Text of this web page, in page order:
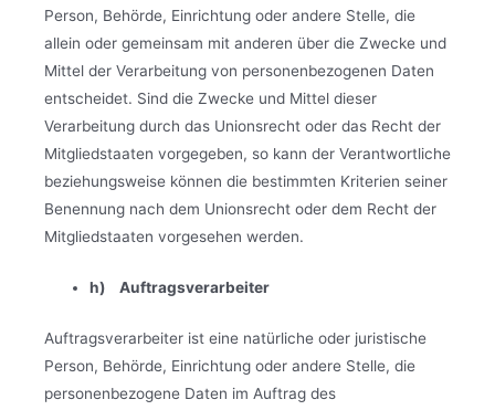
Person, Behörde, Einrichtung oder andere Stelle, die
allein oder gemeinsam mit anderen über die Zwecke und
Mittel der Verarbeitung von personenbezogenen Daten
entscheidet. Sind die Zwecke und Mittel dieser
Verarbeitung durch das Unionsrecht oder das Recht der
Mitgliedstaaten vorgegeben, so kann der Verantwortliche
beziehungsweise können die bestimmten Kriterien seiner
Benennung nach dem Unionsrecht oder dem Recht der
Mitgliedstaaten vorgesehen werden.
h) Auftragsverarbeiter
Auftragsverarbeiter ist eine natürliche oder juristische
Person, Behörde, Einrichtung oder andere Stelle, die
personenbezogene Daten im Auftrag des